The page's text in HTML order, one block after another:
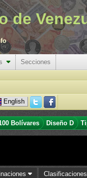
de
Secciones
English
Bolívares Diseño D